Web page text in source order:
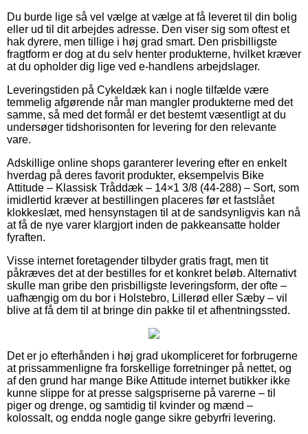
Du burde lige så vel vælge at vælge at få leveret til din bolig
eller ud til dit arbejdes adresse. Den viser sig som oftest et
hak dyrere, men tillige i høj grad smart. Den prisbilligste
fragtform er dog at du selv henter produkterne, hvilket kræver
at du opholder dig lige ved e-handlens arbejdslager.
Leveringstiden på Cykeldæk kan i nogle tilfælde være
temmelig afgørende når man mangler produkterne med det
samme, så med det formål er det bestemt væsentligt at du
undersøger tidshorisonten for levering for den relevante
vare.
Adskillige online shops garanterer levering efter en enkelt
hverdag på deres favorit produkter, eksempelvis Bike
Attitude – Klassisk Tråddæk – 14×1 3/8 (44-288) – Sort, som
imidlertid kræver at bestillingen placeres før et fastslået
klokkeslæt, med hensynstagen til at de sandsynligvis kan nå
at få de nye varer klargjort inden de pakkeansatte holder
fyraften.
Visse internet foretagender tilbyder gratis fragt, men tit
påkræves det at der bestilles for et konkret beløb. Alternativt
skulle man gribe den prisbilligste leveringsform, der ofte –
uafhængig om du bor i Holstebro, Lillerød eller Sæby – vil
blive at få dem til at bringe din pakke til et afhentningssted.
Det er jo efterhånden i høj grad ukompliceret for forbrugerne
at prissammenligne fra forskellige forretninger på nettet, og
af den grund har mange Bike Attitude internet butikker ikke
kunne slippe for at presse salgspriserne på varerne – til
piger og drenge, og samtidig til kvinder og mænd –
kolossalt, og endda nogle gange sikre gebyrfri levering.